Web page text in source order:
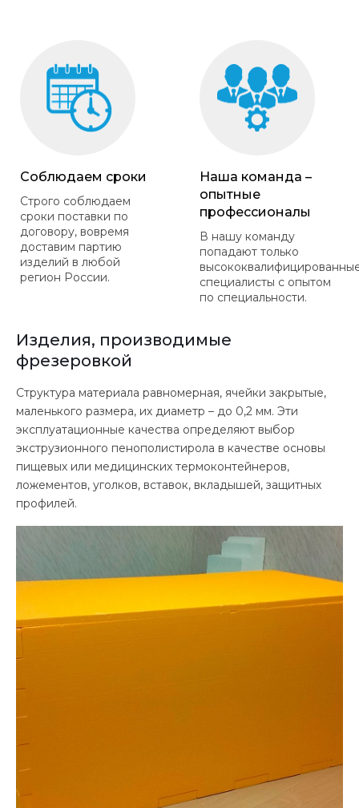
Соблюдаем сроки
Строго соблюдаем
сроки поставки по
договору, вовремя
доставим партию
изделий в любой
регион России.
Наша команда –
опытные
профессионалы
В нашу команду
попадают только
специалисты с опытом
по специальности.
Изделия, производимые
фрезеровкой
Структура материала равномерная, ячейки закрытые,
маленького размера, их диаметр – до 0,2 мм. Эти
эксплуатационные качества определяют выбор
экструзионного пенополистирола в качестве основы
пищевых или медицинских термоконтейнеров,
ложементов, уголков, вставок, вкладышей, защитных
профилей.